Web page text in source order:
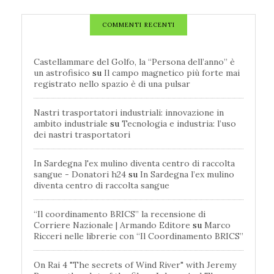
COMMENTI RECENTI
Castellammare del Golfo, la “Persona dell’anno” è
un astrofisico su Il campo magnetico più forte mai
registrato nello spazio è di una pulsar
Nastri trasportatori industriali: innovazione in
ambito industriale su Tecnologia e industria: l’uso
dei nastri trasportatori
In Sardegna l'ex mulino diventa centro di raccolta
sangue - Donatori h24 su In Sardegna l’ex mulino
diventa centro di raccolta sangue
“Il coordinamento BRICS” la recensione di
Corriere Nazionale | Armando Editore su Marco
Ricceri nelle librerie con “Il Coordinamento BRICS”
On Rai 4 "The secrets of Wind River" with Jeremy